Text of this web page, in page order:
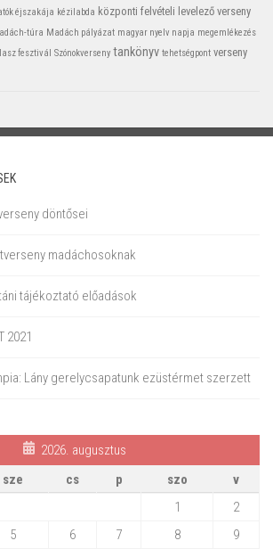
éjszakája kézilabda központi felvételi levelező verseny
túra Madách pályázat magyar nyelv napja megemlékezés
fesztivál Szónokverseny tankönyv tehetségpont verseny
döntősei
madáchosoknak
tájékoztató előadások
2021
Lány gerelycsapatunk ezüstérmet szerzett
2026. augusztus
sze cs p szo
v
1
2
5 6 7 8
9